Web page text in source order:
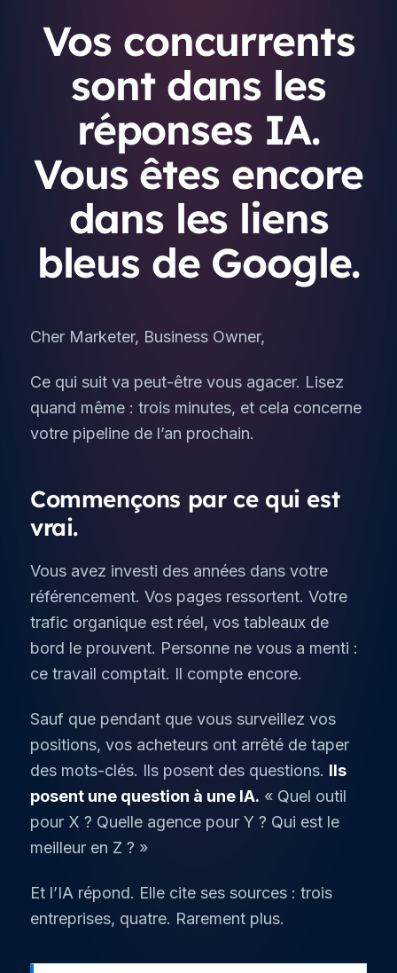
Vos concurrents
sont dans les
réponses IA.
Vous êtes encore
dans les liens
bleus de Google.
Cher Marketer, Business Owner,
Ce qui suit va peut-être vous agacer. Lisez
quand même : trois minutes, et cela concerne
votre pipeline de l’an prochain.
Commençons par ce qui est
vrai.
Vous avez investi des années dans votre
référencement. Vos pages ressortent. Votre
trafic organique est réel, vos tableaux de
bord le prouvent. Personne ne vous a menti :
ce travail comptait. Il compte encore.
Sauf que pendant que vous surveillez vos
positions, vos acheteurs ont arrêté de taper
des mots-clés. Ils posent des questions. Ils
posent une question à une IA. « Quel outil
pour X ? Quelle agence pour Y ? Qui est le
meilleur en Z ? »
Et l’IA répond. Elle cite ses sources : trois
entreprises, quatre. Rarement plus.